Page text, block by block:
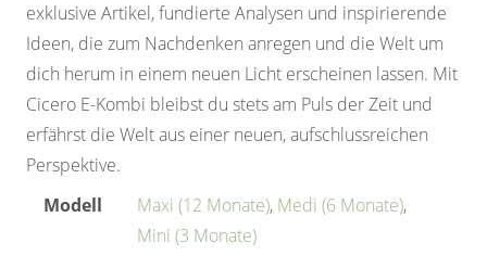
exklusive Artikel, fundierte Analysen und inspirierende
Ideen, die zum Nachdenken anregen und die Welt um
dich herum in einem neuen Licht erscheinen lassen. Mit
Cicero E-Kombi bleibst du stets am Puls der Zeit und
erfährst die Welt aus einer neuen, aufschlussreichen
Perspektive.
Modell
Maxi (12 Monate), Medi (6 Monate),
Mini (3 Monate)